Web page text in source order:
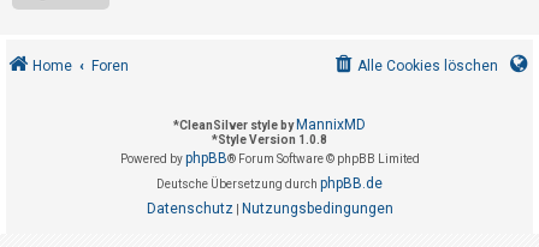
e Home Foren Alle Cookies löschen
*CleanSilver style by MannixMD
*Style Version 1.0.8
Powered byphpBB® Forum Software © phpBB Limited
Deutsche Übersetzung durch phpBB.de
Datenschutz| Nutzungsbedingungen